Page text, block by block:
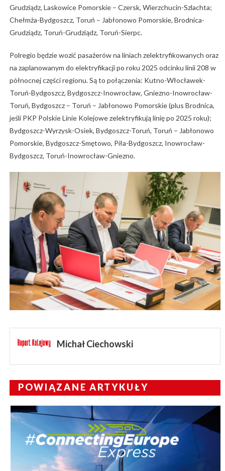
Grudziądz, Laskowice Pomorskie – Czersk, Wierzchucin-Szlachta;
Chełmża-Bydgoszcz, Toruń – Jabłonowo Pomorskie, Brodnica-
Grudziądz, Toruń-Grudziądz, Toruń-Sierpc.
Polregio będzie wozić pasażerów na liniach zelektryfikowanych oraz
na zaplanowanym do elektryfikacji po roku 2025 odcinku linii 208 w
północnej części regionu. Są to połączenia: Kutno-Włocławek-
Toruń-Bydgoszcz, Bydgoszcz-Inowrocław, Gniezno-Inowrocław-
Toruń, Bydgoszcz – Toruń – Jabłonowo Pomorskie (plus Brodnica,
jeśli PKP Polskie Linie Kolejowe zelektryfikują linię po 2025 roku);
Bydgoszcz-Wyrzysk-Osiek, Bydgoszcz-Toruń, Toruń – Jabłonowo
Pomorskie, Bydgoszcz-Smętowo, Piła-Bydgoszcz, Inowrocław-
Bydgoszcz, Toruń-Inowrocław-Gniezno.
Michał Ciechowski
POWIĄZANE ARTYKUŁY